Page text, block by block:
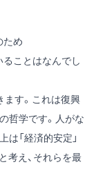
ため
ことはなんでし
ます。これは復興
哲学です。人がな
「経済的安定」
と考え、それらを最